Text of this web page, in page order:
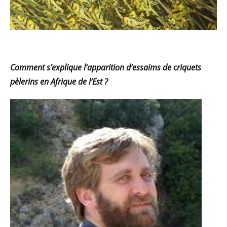
Comment s’explique l’apparition d’essaims de criquets
pèlerins en Afrique de l’Est ?